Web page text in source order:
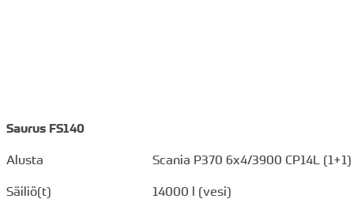
Saurus FS140
Alusta
Scania P370 6x4/3900 CP14L (1+1)
Säiliö(t)
14000 l (vesi)